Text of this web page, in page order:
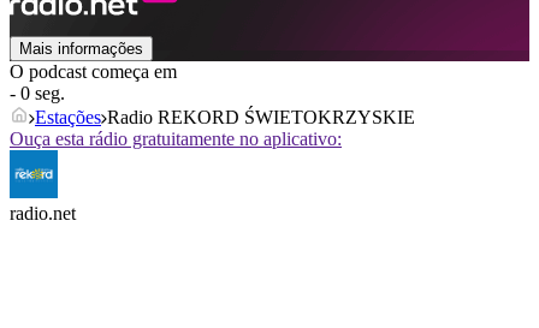
Mais informações
O podcast começa em
- 0 seg.
Estações Radio REKORD ŚWIETOKRZYSKIE
Ouça esta rádio gratuitamente no aplicativo:
radio.net